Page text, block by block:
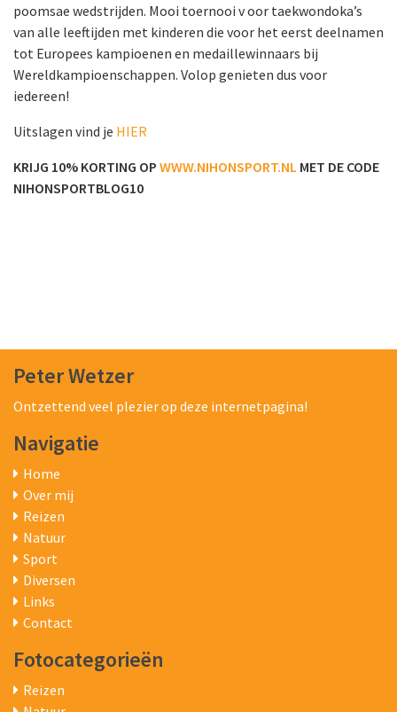
poomsae wedstrijden. Mooi toernooi v oor taekwondoka’s
van alle leeftijden met kinderen die voor het eerst deelnamen
tot Europees kampioenen en medaillewinnaars bij
Wereldkampioenschappen. Volop genieten dus voor
iedereen!
Uitslagen vind je HIER
KRIJG 10% KORTING OP WWW.NIHONSPORT.NL MET DE CODE
NIHONSPORTBLOG10
Peter Wetzer
Ontzettend veel plezier op deze internetpagina!
Navigatie
Home
Over mij
Reizen
Natuur
Sport
Diversen
Links
Contact
Fotocategorieën
Reizen